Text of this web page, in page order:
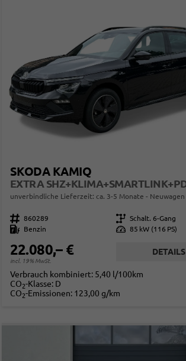
SKODA KAMIQ
unverbindliche Lieferzeit: ca. 3-5 Monate Neuwagen
Fahrzeugnr. 860289 Getriebe Schalt. 6-Gang
Kraftstoff
Benzin Leistung 85 kW (116 PS)
22.080,– €
incl. 19% MwSt.
DETAILS
Verbrauch kombiniert: 5,40 l/100km
CO2-Klasse: D
CO2-Emissionen: 123,00 g/km